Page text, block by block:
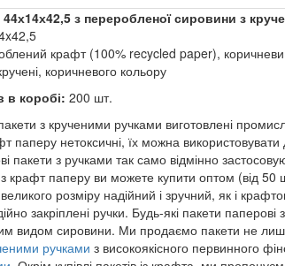
44х14х42,5 з переробленої сировини з
крафт (100% recycled paper),
коричневого кольору
в коробі: 200 шт.
з крученими ручками виготовлені
паперу нетоксичні, їх можна
пакети з ручками так само відмінно
крафт паперу ви можете купити оптом (від 50
розміру надійний і зручний, як і
закріплені ручки. Будь-які пакети
видом сировини. Ми продаємо пакети не
ручками з високоякісного первинного